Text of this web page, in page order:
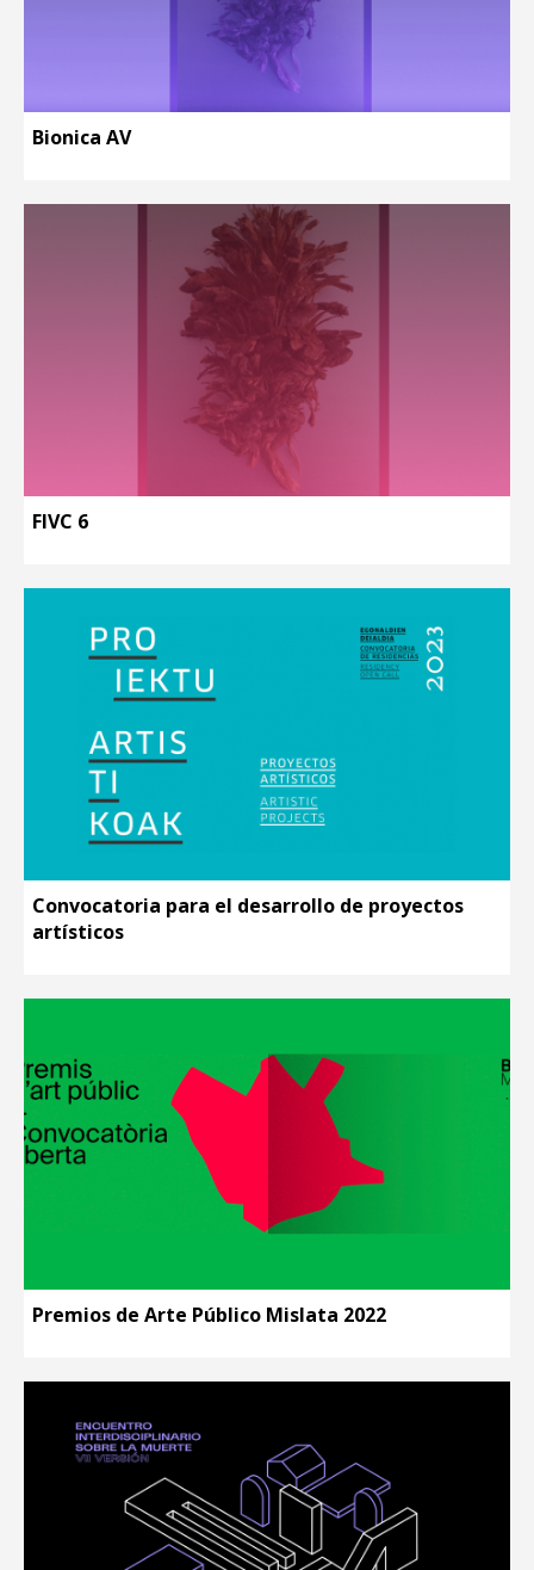
Bionica AV
FIVC 6
Convocatoria para el desarrollo de proyectos
artísticos
Premios de Arte Público Mislata 2022